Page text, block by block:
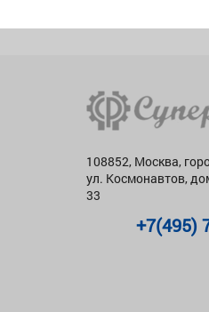
108852, Москва,
ул. Космонавтов,
33
+7(495)